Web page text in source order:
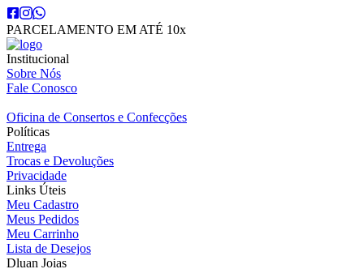
PARCELAMENTO EM ATÉ 10x
Institucional
Sobre Nós
Fale Conosco
Oficina de Consertos e Confecções
Políticas
Entrega
Trocas e Devoluções
Privacidade
Links Úteis
Meu Cadastro
Meus Pedidos
Meu Carrinho
Lista de Desejos
Dluan Joias